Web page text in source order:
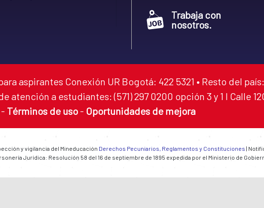
Trabaja con
nosotros.
aspirantes Conexión UR Bogotá: 422 5321 • Resto del país:
atención a estudiantes: (571) 297 0200 opción 3 y 1 I Calle
- Términos de uso - Oportunidades de mejora
y vigilancia del Mineducación Derechos Pecuniarios, Reglamentos y Constituciones |
Jurídica: Resolución 58 del 16 de septiembre de 1895 expedida por el Ministerio de